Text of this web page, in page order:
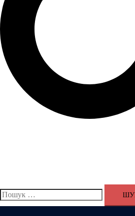
Пошук: